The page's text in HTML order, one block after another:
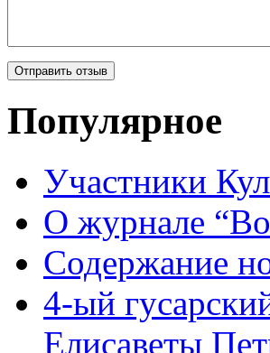
Популярное
Участники
О журнале
Содержание
4-ый
Елисаветы